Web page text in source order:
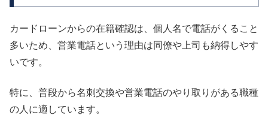
カードローンからの在籍確認は、個人名で電話がくること
多いため、営業電話という理由は同僚や上司も納得しやす
いです。
特に、普段から名刺交換や営業電話のやり取りがある職種
の人に適しています。